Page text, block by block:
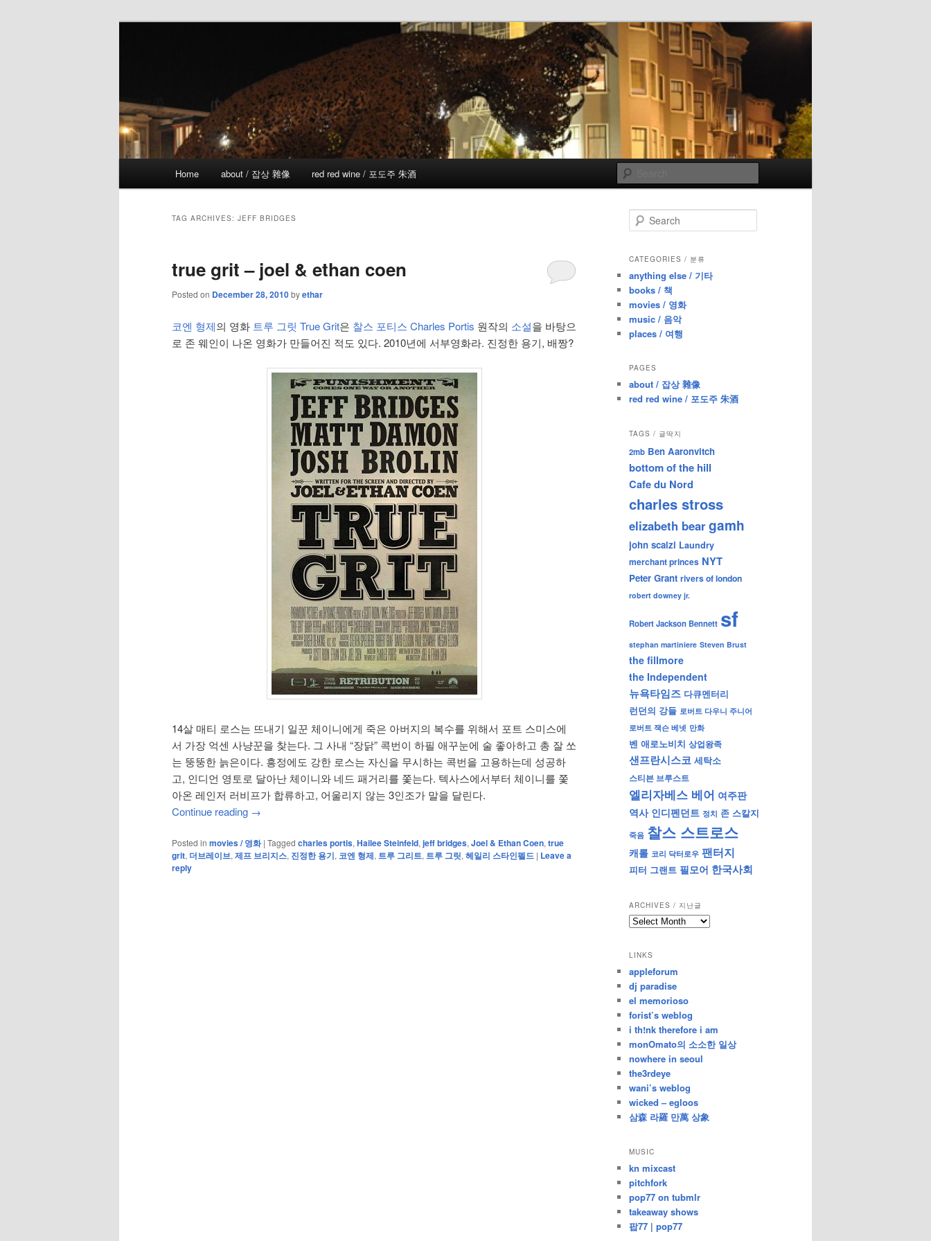
Home about / 잡상 雜像 red red wine / 포도주 朱酒
TAG ARCHIVES: JEFF BRIDGES
true grit – joel & ethan coen
Posted on December 28, 2010byethar
코엔 형제의 영화 트루 그릿 True Grit은 찰스 포티스 Charles Portis 원작의 소설을 바탕으
로 존 웨인이 나온 영화가 만들어진 적도 있다. 2010년에 서부영화라. 진정한 용기, 배짱?
14살 매티 로스는 뜨내기 일꾼 체이니에게 죽은 아버지의 복수를 위해서 포트 스미스에
서 가장 억센 사냥꾼을 찾는다. 그 사내 “장닭” 콕번이 하필 애꾸눈에 술 좋아하고 총 잘 쏘
는 뚱뚱한 늙은이다. 흥정에도 강한 로스는 자신을 무시하는 콕번을 고용하는데 성공하
고, 인디언 영토로 달아난 체이니와 네드 패거리를 쫓는다. 텍사스에서부터 체이니를 쫓
아온 레인저 러비프가 합류하고, 어울리지 않는 3인조가 말을 달린다.
Continue reading →
Posted in movies / 영화 | Tagged charles portis, Hailee Steinfeld, jeff bridges, Joel & Ethan Coen, true
grit, 더브레이브, 제프 브리지스, 진정한 용기, 코엔 형제, 트루 그리트, 트루 그릿, 헤일리 스타인펠드 | Leave a
reply
e
r
h
CATEGORIES / 분류
anything else / 기타
books / 책
movies / 영화
music / 음악
places / 여행
PAGES
about / 잡상 雜像
red red wine / 포도주 朱酒
TAGS / 글딱지
2mb Ben Aaronvitch
bottom of the hill
Cafe du Nord
charles stross
elizabeth beargamh
john scalzi Laundry
merchant princes NYT
Peter Grant rivers of london
robert downey jr.
Robert Jackson Bennett sf
stephan martiniere Steven Brust
the fillmore
the Independent
뉴욕타임즈 다큐멘터리
런던의 강들 로버트 다우니 주니어
로버트 잭슨 베넷 만화
벤 애로노비치 상업왕족
샌프란시스코 세탁소
스티븐 브루스트
엘리자베스 베어 여주판
역사 인디펜던트 정치 존 스칼지
죽음 찰스 스트로스
캐롤 코리 닥터로우 팬터지
피터 그랜트 필모어 한국사회
ARCHIVES / 지난글
archives
난
글
LINKS
appleforum
dj paradise
el memorioso
forist’s weblog
i th!nk therefore i am
monOmato의 소소한 일상
nowhere in seoul
the3rdeye
wani’s weblog
wicked – egloos
삼森 라羅 만萬 상象
MUSIC
kn mixcast
pitchfork
pop77 on tubmlr
takeaway shows
팝77 | pop77